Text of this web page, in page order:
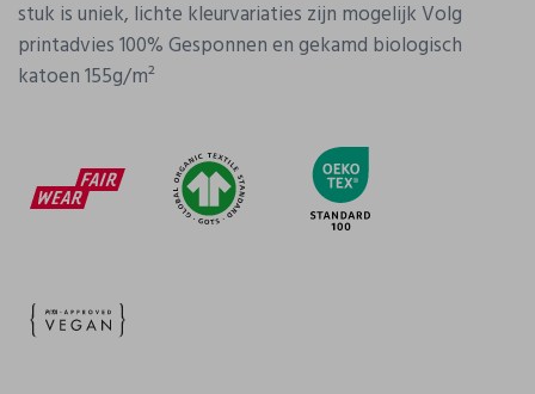
stuk is uniek, lichte kleurvariaties zijn mogelijk Volg
printadvies 100% Gesponnen en gekamd biologisch
katoen 155g/m²